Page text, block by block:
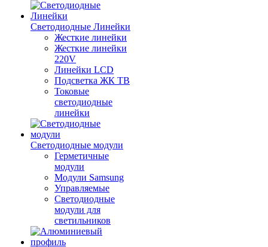
Светодиодные Линейки
Жесткие линейки
Жесткие линейки
220V
Линейки LCD
Подсветка ЖК ТВ
Токовые
светодиодные
линейки
Светодиодные модули
Герметичные
модули
Модули Samsung
Управляемые
Светодиодные
модули для
светильников